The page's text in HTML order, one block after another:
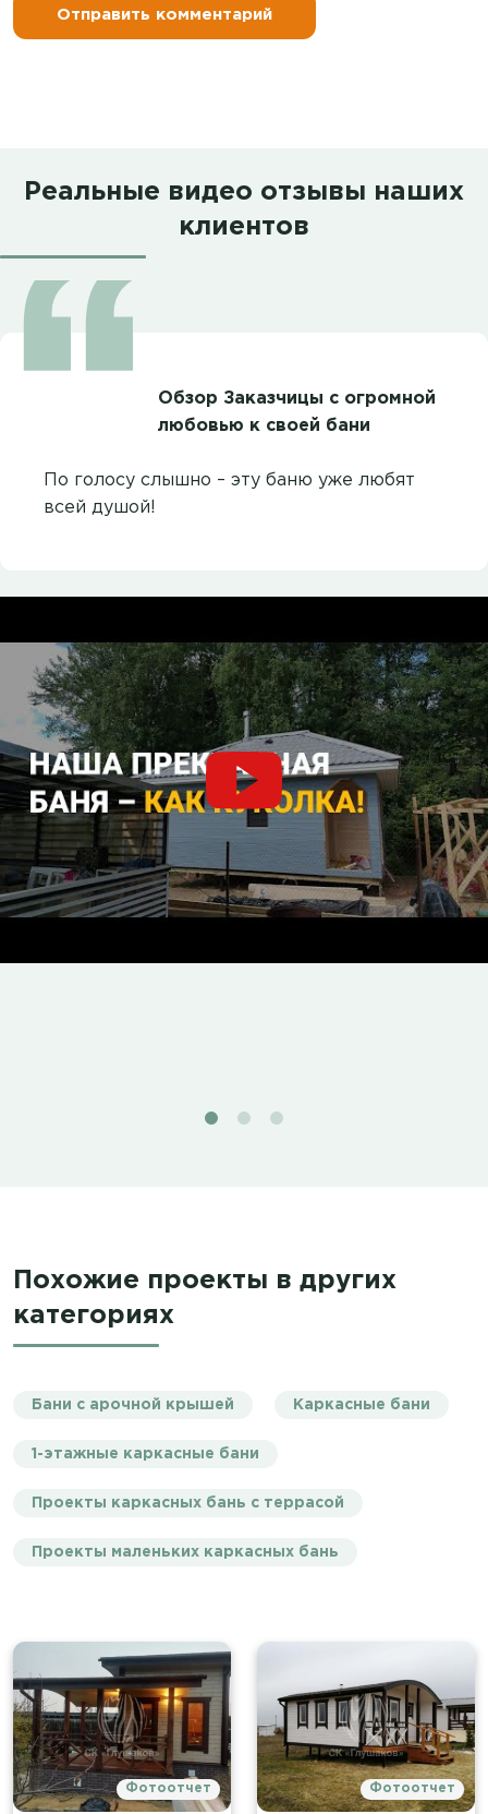
Реальные видео отзывы наших
клиентов
Обзор Заказчицы с огромной
любовью к своей бани
По голосу слышно – эту баню уже любят
всей душой!
Похожие проекты в других
категориях
Бани с арочной крышей Каркасные бани
1-этажные каркасные бани
Проекты каркасных бань с террасой
Проекты маленьких каркасных бань
Фотоотчет Фотоотчет